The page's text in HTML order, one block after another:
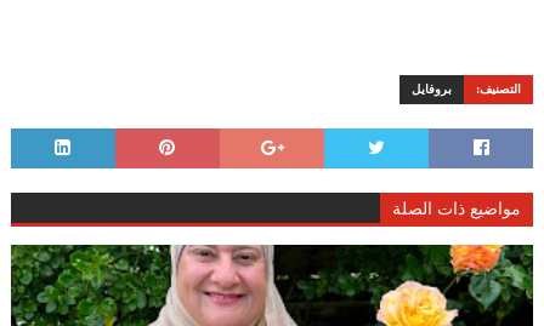
التصنيف: بروفايل
مواضيع ذات الصلة